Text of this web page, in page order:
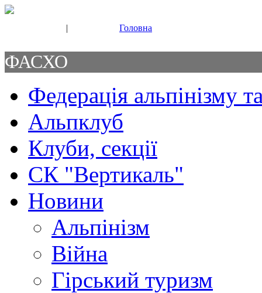
| Головна
ФАСХО
Федерація альпінізму
Альпклуб
Клуби, секції
СК "Вертикаль"
Новини
Альпінізм
Війна
Гірський туризм